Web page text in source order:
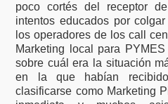
poco cortés del receptor
intentos educados por
los operadores de los call
Marketing local para
sobre cuál era la situación
en la que habían
clasificarse como Marketing